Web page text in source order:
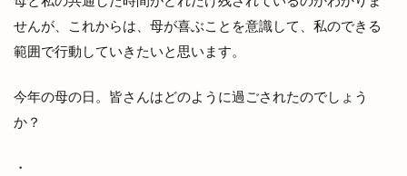
せんが、これからは、母が喜ぶことを意識して、私のできる
範囲で行動していきたいと思います。
今年の母の日。皆さんはどのように過ごされたのでしょう
か？
・